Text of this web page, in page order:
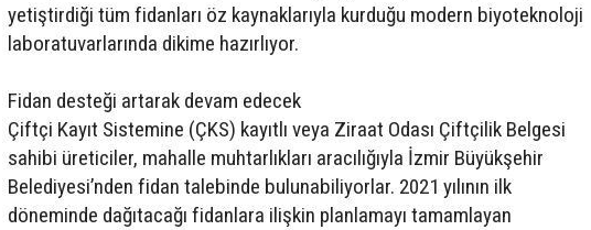
yetiştirdiği tüm fidanları öz kaynaklarıyla kurduğu modern biyoteknoloji
laboratuvarlarında dikime hazırlıyor.
Fidan desteği artarak devam edecek
Çiftçi Kayıt Sistemine (ÇKS) kayıtlı veya Ziraat Odası Çiftçilik Belgesi
sahibi üreticiler, mahalle muhtarlıkları aracılığıyla İzmir Büyükşehir
Belediyesi’nden fidan talebinde bulunabiliyorlar. 2021 yılının ilk
döneminde dağıtacağı fidanlara ilişkin planlamayı tamamlayan